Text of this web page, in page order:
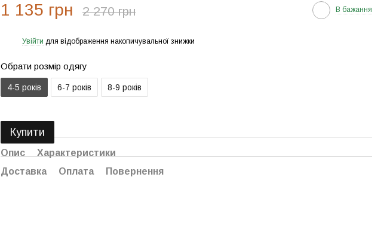
1 135 грн 2 270 грн В бажання
Увійти для відображення накопичувальної знижки
Обрати розмір одягу
4-5 років 6-7 років 8-9 років
Купити
Опис
Характеристики
Доставка
Оплата Повернення